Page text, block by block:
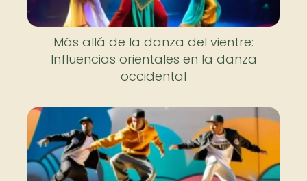
Más allá de la danza del vientre:
Influencias orientales en la danza
occidental